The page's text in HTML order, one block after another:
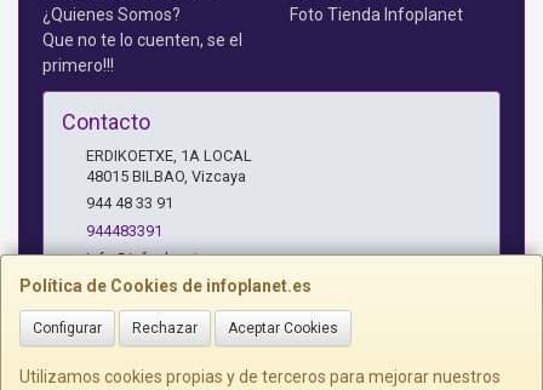
Política de Cookies de infoplanet.es
Configurar Rechazar Aceptar Cookies
Utilizamos cookies propias y de terceros para mejorar nuestros
¿Quienes Somos?
Foto Tienda Infoplanet
Que no te lo cuenten, se el
primero!!!
Contacto
ERDIKOETXE, 1A LOCAL
48015 BILBAO, Vizcaya
944 48 33 91
944483391
info@infoplanet.es
Horario
10 A 14:15 H Y 17:15 A 19:30 H